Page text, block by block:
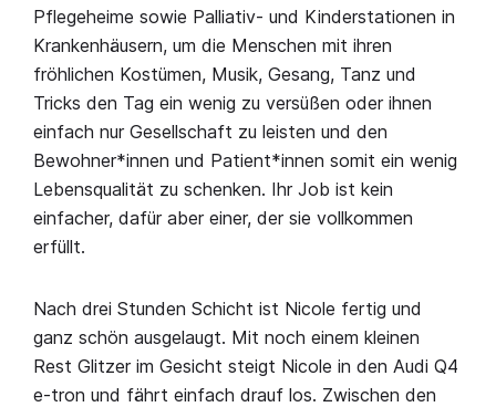
Pflegeheime sowie Palliativ- und Kinderstationen in
Krankenhäusern, um die Menschen mit ihren
fröhlichen Kostümen, Musik, Gesang, Tanz und
Tricks den Tag ein wenig zu versüßen oder ihnen
einfach nur Gesellschaft zu leisten und den
Bewohner*innen und Patient*innen somit ein wenig
Lebensqualität zu schenken. Ihr Job ist kein
einfacher, dafür aber einer, der sie vollkommen
erfüllt.
Nach drei Stunden Schicht ist Nicole fertig und
ganz schön ausgelaugt. Mit noch einem kleinen
Rest Glitzer im Gesicht steigt Nicole in den Audi Q4
e-tron und fährt einfach drauf los. Zwischen den